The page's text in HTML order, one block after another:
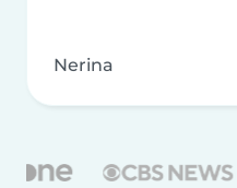
Nerina